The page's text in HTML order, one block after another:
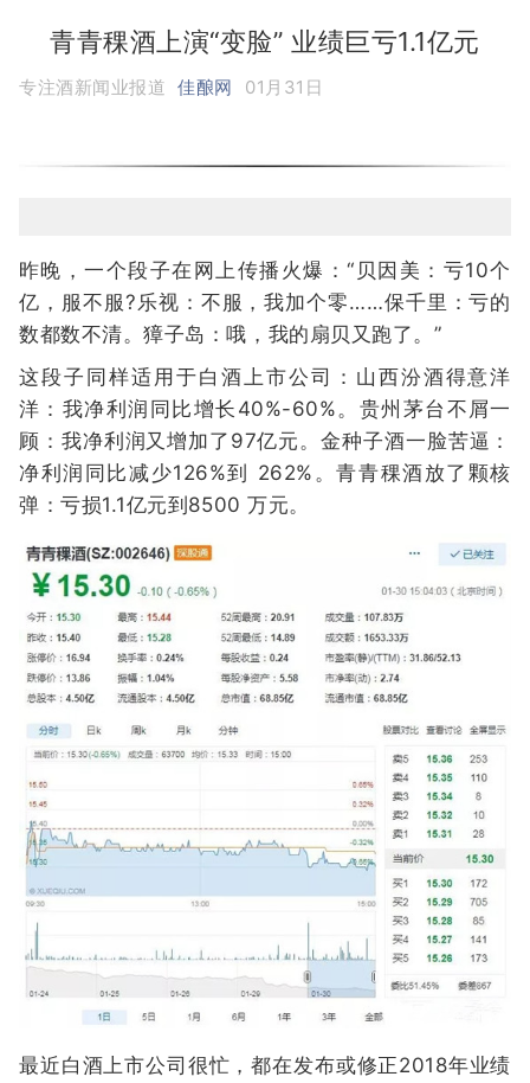
青青稞酒上演“变脸” 业绩巨亏1.1亿元
专注酒新闻业报道 佳酿网 01月31日
昨晚，一个段子在网上传播火爆：“贝因美：亏10个
亿，服不服?乐视：不服，我加个零……保千里：亏的
数都数不清。獐子岛：哦，我的扇贝又跑了。”
这段子同样适用于白酒上市公司：山西汾酒得意洋
洋：我净利润同比增长40%-60%。贵州茅台不屑一
顾：我净利润又增加了97亿元。金种子酒一脸苦逼：
净利润同比减少126%到 262%。青青稞酒放了颗核
弹：亏损1.1亿元到8500 万元。
最近白酒上市公司很忙，都在发布或修正2018年业绩